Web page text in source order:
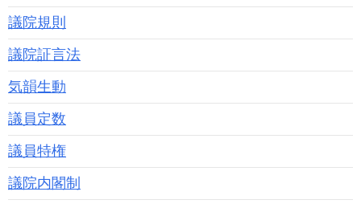
議院規則
議院証言法
気韻生動
議員定数
議員特権
議院内閣制